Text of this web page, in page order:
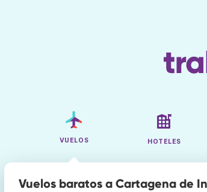
VUELOS HOTELES
Vuelos baratos a Cartagena de